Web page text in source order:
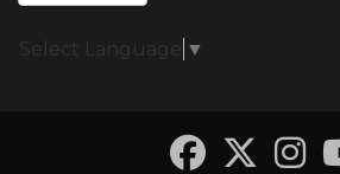
Select Language ▼